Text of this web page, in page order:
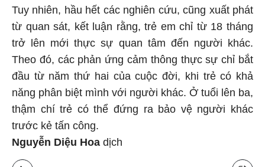
Tuy nhiên, hầu hết các nghiên cứu, cũng xuất phát
từ quan sát, kết luận rằng, trẻ em chỉ từ 18 tháng
trở lên mới thực sự quan tâm đến người khác.
Theo đó, các phản ứng cảm thông thực sự chỉ bắt
đầu từ năm thứ hai của cuộc đời, khi trẻ có khả
năng phân biệt mình với người khác. Ở tuổi lên ba,
thậm chí trẻ có thể đứng ra bảo vệ người khác
trước kẻ tấn công.
Nguyễn Diệu Hoa dịch